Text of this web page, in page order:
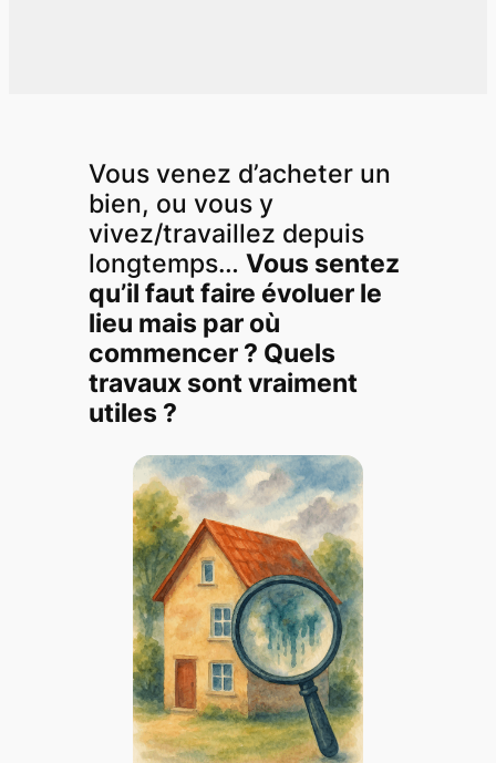
Vous venez d’acheter un
bien, ou vous y
vivez/travaillez depuis
longtemps… Vous sentez
qu’il faut faire évoluer le
lieu mais par où
commencer ? Quels
travaux sont vraiment
utiles ?